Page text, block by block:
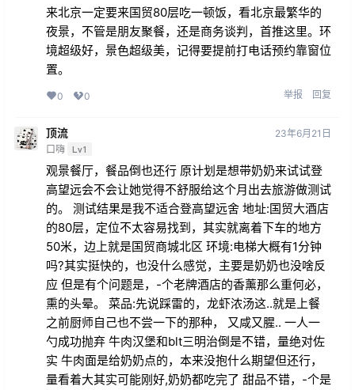
来北京一定要来国贸80层吃一顿饭，看北京最繁华的
夜景，不管是朋友聚餐，还是商务谈判，首推这里。环
境超级好，景色超级美，记得要提前打电话预约靠窗位
置。
0 0 举报 回复
顶流
口嗨 Lv1
23年6月21日
观景餐厅，餐品倒也还行 原计划是想带奶奶来试试登
高望远会不会让她觉得不舒服给这个月出去旅游做测试
的。 测试结果是我不适合登高望远舍 地址:国贸大酒店
的80层，定位不太容易找到，其实就离着下车的地方
50米，边上就是国贸商城北区 环境:电梯大概有1分钟
吗?其实挺快的，也没什么感觉，主要是奶奶也没啥反
应 但是有个问题是，-个老牌酒店的香薰那么重何必，
熏的头晕。 菜品:先说踩雷的，龙虾浓汤这..就是上餐
之前厨师自己也不尝一下的那种， 又咸又腥.. 一人一
勺成功抛弃 牛肉汉堡和blt三明治倒是不错，量绝对佐
实 牛肉面是给奶奶点的，本来没抱什么期望但还行，
量看着大其实可能刚好,奶奶都吃完了 甜品不错，-个是